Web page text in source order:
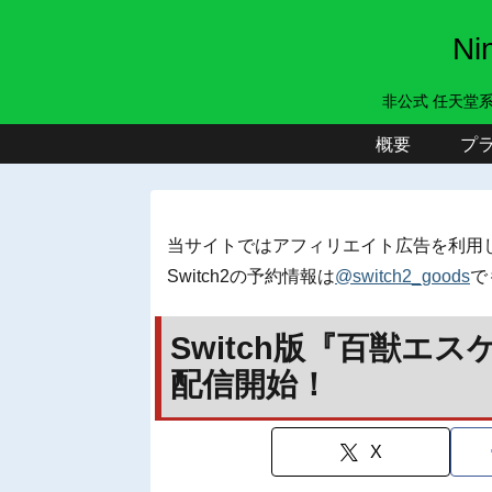
非公式 任天堂
概要 プ
当サイトではアフィリエイト広告を利用
Switch2の予約情報は@switch2_goodsで
Switch版『百獣エス
配信開始！
X